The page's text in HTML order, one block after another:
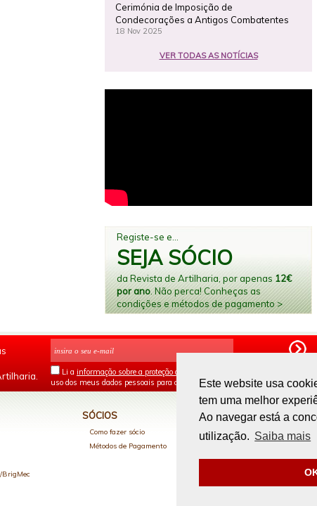
Este website usa
tem uma melhor
Ao navegar está a
utilização. Saiba mais
Cerimónia de Imposição de
Condecorações a Antigos Combatentes
18 Nov 2025
VER TODAS AS NOTÍCIAS
Registe-se e...
SEJA SÓCIO
da Revista de Artilharia, por apenas 12€
por ano. Não perca! Conheças as
condições e métodos de pagamento >
Li a informação sobre a proteção de dados
uso dos meus dados pessoais para os fins mencionados.
SÓCIOS
Como fazer sócio
Métodos de Pagamento
PAGAMENTOS ONLINE